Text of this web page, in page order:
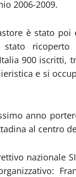
2006-2009.
è stato poi
ricoperto
900
e si
anno
al centro
nazionale